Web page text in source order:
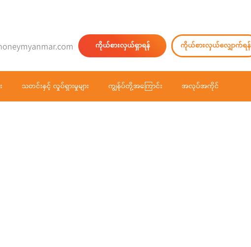
ကိုယ်စားလှယ်ရှာရန် ကိုယ်စားလှယ်လျှောက်ရန်
သတင်းနှင့် လှုပ်ရှားမှုများ ကျွန်ုပ်တို့အကြောင်း အလုပ်အကိုင်